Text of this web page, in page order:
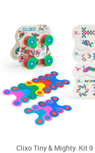
Clixo Tiny & Mighty. Kit 9